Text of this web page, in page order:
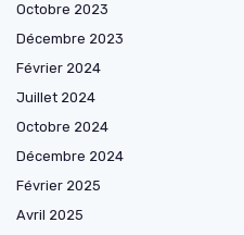
Octobre 2023
Décembre 2023
Février 2024
Juillet 2024
Octobre 2024
Décembre 2024
Février 2025
Avril 2025